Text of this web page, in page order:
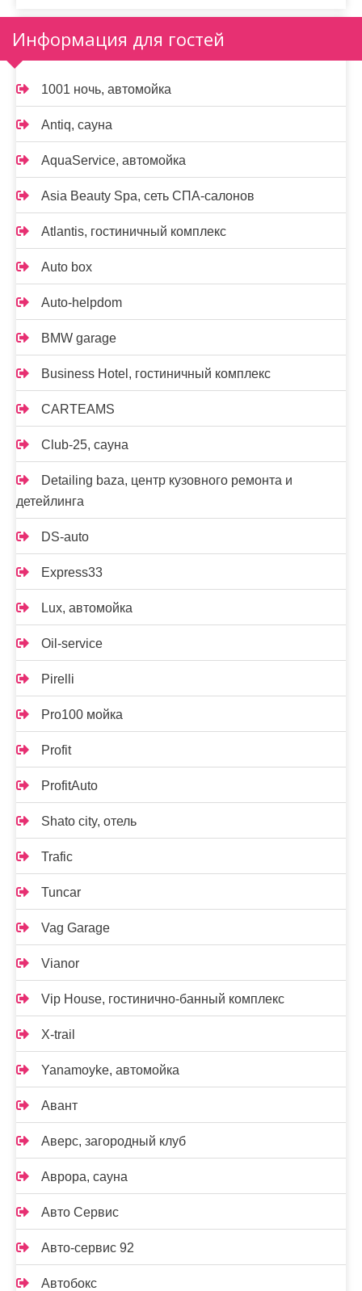
Информация для гостей
1001 ночь, автомойка
Antiq, сауна
AquaService, автомойка
Asia Beauty Spa, сеть СПА-салонов
Atlantis, гостиничный комплекс
Auto box
Auto-helpdom
BMW garage
Business Hotel, гостиничный комплекс
CARTEAMS
Club-25, сауна
Detailing baza, центр кузовного ремонта и
детейлинга
DS-auto
Express33
Lux, автомойка
Oil-service
Pirelli
Pro100 мойка
Profit
ProfitAuto
Shato city, отель
Trafic
Tuncar
Vag Garage
Vianor
Vip House, гостинично-банный комплекс
X-trail
Yanamoyke, автомойка
Авант
Аверс, загородный клуб
Аврора, сауна
Авто Сервис
Авто-сервис 92
Автобокс